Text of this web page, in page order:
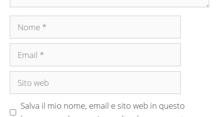
Nome
Email
Sito
Salva il mio nome, email e sito web in questo